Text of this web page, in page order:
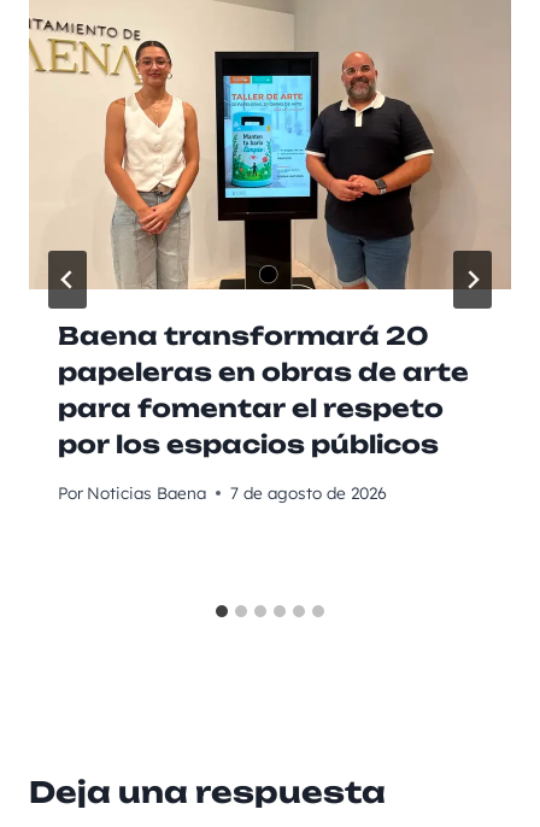
Baena transformará 20
papeleras en obras de arte
para fomentar el respeto
por los espacios públicos
Por Noticias Baena 7 de agosto de 2026
Deja una respuesta